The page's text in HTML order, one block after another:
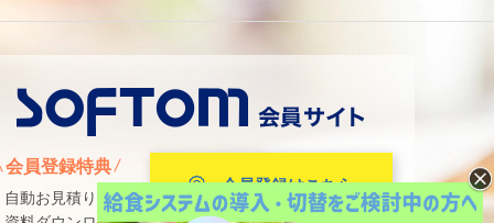
会員登録特典
自動お見積り
会員登録はこちら